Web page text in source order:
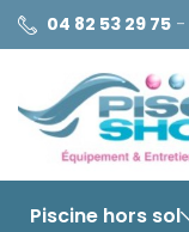
04 82 53 29 75 -
Piscine hors sol